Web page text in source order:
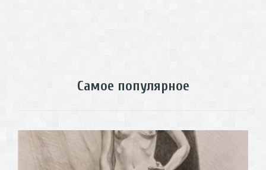
Самое популярное